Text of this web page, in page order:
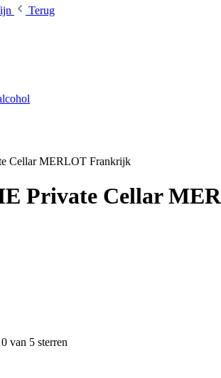
Terug
Cellar MERLOT Frankrijk
Private Cellar
van 5 sterren